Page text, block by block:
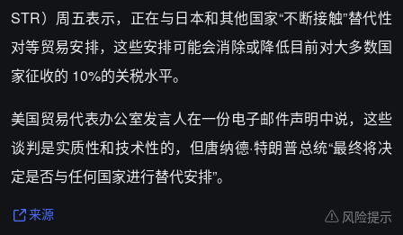
STR）周五表示，正在与日本和其他国家“不断接触”替代性
对等贸易安排，这些安排可能会消除或降低目前对大多数国
家征收的 10%的关税水平。
美国贸易代表办公室发言人在一份电子邮件声明中说，这些
谈判是实质性和技术性的，但唐纳德·特朗普总统“最终将决
定是否与任何国家进行替代安排”。
来源 风险提示